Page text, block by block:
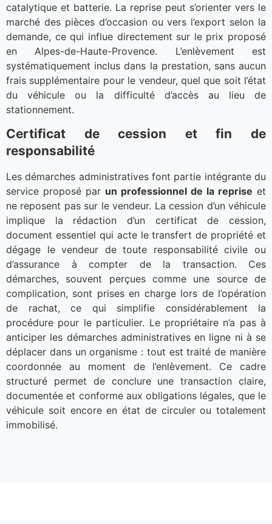
catalytique et batterie. La reprise peut s’orienter vers le
marché des pièces d’occasion ou vers l’export selon la
demande, ce qui influe directement sur le prix proposé
en Alpes-de-Haute-Provence. L’enlèvement est
systématiquement inclus dans la prestation, sans aucun
frais supplémentaire pour le vendeur, quel que soit l’état
du véhicule ou la difficulté d’accès au lieu de
stationnement.
Certificat de cession et fin de
responsabilité
Les démarches administratives font partie intégrante du
service proposé par un professionnel de la reprise et
ne reposent pas sur le vendeur. La cession d’un véhicule
implique la rédaction d’un certificat de cession,
document essentiel qui acte le transfert de propriété et
dégage le vendeur de toute responsabilité civile ou
d’assurance à compter de la transaction. Ces
démarches, souvent perçues comme une source de
complication, sont prises en charge lors de l’opération
de rachat, ce qui simplifie considérablement la
procédure pour le particulier. Le propriétaire n’a pas à
anticiper les démarches administratives en ligne ni à se
déplacer dans un organisme : tout est traité de manière
coordonnée au moment de l’enlèvement. Ce cadre
structuré permet de conclure une transaction claire,
documentée et conforme aux obligations légales, que le
véhicule soit encore en état de circuler ou totalement
immobilisé.